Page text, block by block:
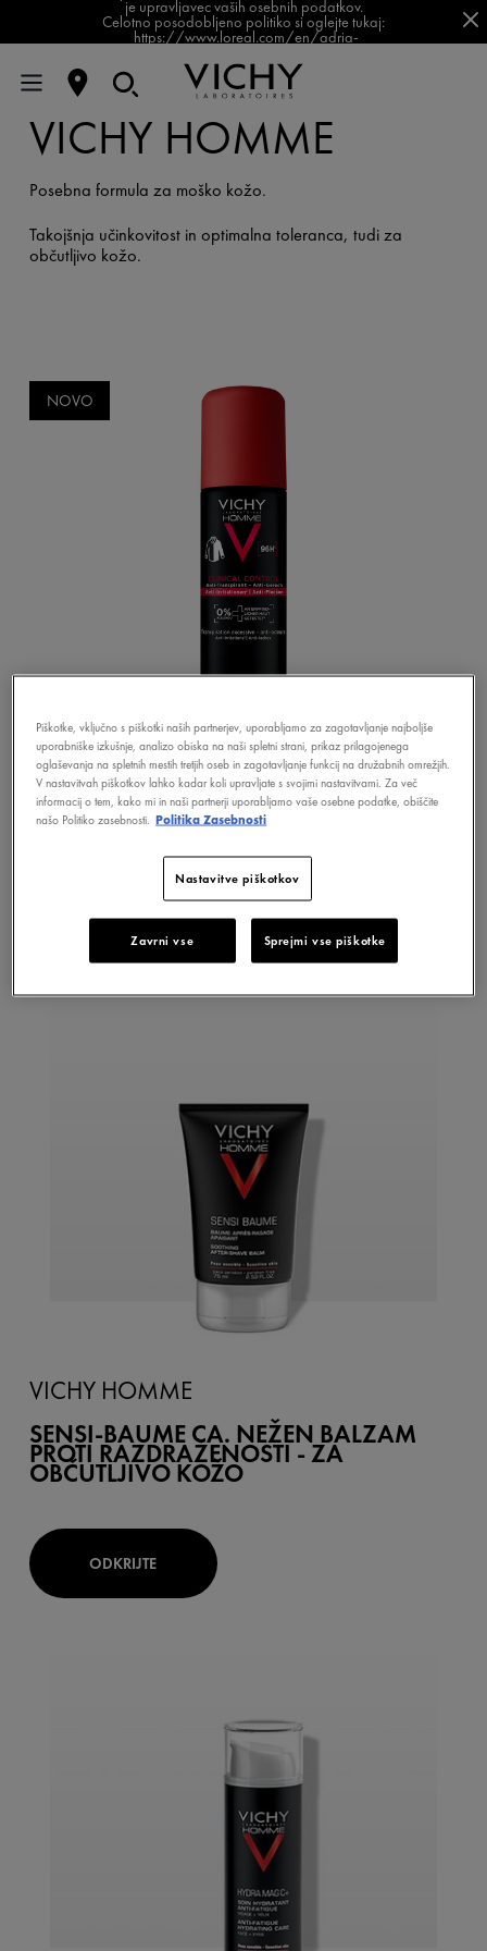
je upravljavec vaših osebnih podatkov.
Celotno posodobljeno politiko si oglejte tukaj:
https://www.loreal.com/en/adria-
VICHY HOMME
Posebna formula za moško kožo.
Takojšnja učinkovitost in optimalna toleranca, tudi za
občutljivo kožo.
NOVO
VICHY HOMME
CLINICAL CONTROL ANTIPERSPIRANT
SPREJ PROTI POTENJU
ODKRIJTE
VICHY HOMME
SENSI-BAUME CA. NEŽEN BALZAM
PROTI RAZDRAŽENOSTI - ZA
OBČUTLJIVO KOŽO
ODKRIJTE
Piškotke, vključno s piškotki naših partnerjev, uporabljamo za zagotavljanje najboljše
uporabniške izkušnje, analizo obiska na naši spletni strani, prikaz prilagojenega
oglaševanja na spletnih mestih tretjih oseb in zagotavljanje funkcij na družabnih omrežjih.
V nastavitvah piškotkov lahko kadar koli upravljate s svojimi nastavitvami. Za več
informacij o tem, kako mi in naši partnerji uporabljamo vaše osebne podatke, obiščite
našo Politiko zasebnosti. Politika Zasebnosti
Nastavitve piškotkov
Zavrni vse Sprejmi vse piškotke